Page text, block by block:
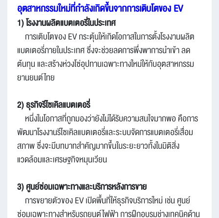
อุตสาหกรรมใหม่ที่กำลังเกิดขึ้นจากการเติบโตของ EV
1) โรงงานผลิตแบตเตอรี่ในประเทศ
การเติบโตของ EV กระตุ้นให้เกิดโอกาสในการตั้งโรงงานผลิต
แบตเตอรี่ภายในประเทศ ซึ่งจะช่วยลดการพึ่งพาการนำเข้า ลด
ต้นทุน และสร้างห่วงโซ่อุปทานเฉพาะทางใหม่ให้กับอุตสาหกรรม
ยานยนต์ไทย
2) ธุรกิจรีไซเคิลแบตเตอรี่
หนึ่งในโอกาสที่ถูกมองว่ายังไม่ได้รับความสนใจมากพอ คือการ
พัฒนาโรงงานรีไซเคิลแบตเตอรี่และระบบจัดการแบตเตอรี่เสื่อม
สภาพ ซึ่งจะมีบทบาทสำคัญมากขึ้นในระยะยาวทั้งในมิติสิ่ง
แวดล้อมและเศรษฐกิจหมุนเวียน
3) ศูนย์ซ่อมเฉพาะทางและบริการหลังการขาย
การขยายตัวของ EV เปิดพื้นที่ให้ธุรกิจบริการใหม่ เช่น ศูนย์
ซ่อมเฉพาะทางสำหรับรถยนต์ไฟฟ้า การฝึกอบรมช่างเทคนิคด้าน